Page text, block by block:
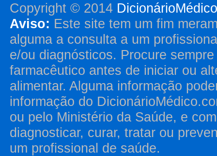
Copyright © 2014
Aviso: Este site tem um fim
alguma a consulta a um
e/ou diagnósticos. Procure
farmacêutico antes de iniciar ou
alimentar. Alguma informação
informação do
ou pelo Ministério da Saúde, e
diagnosticar, curar, tratar ou
um profissional de saúde.